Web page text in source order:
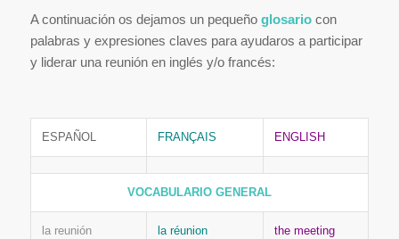
A continuación os dejamos un pequeño glosariocon
palabras y expresiones claves para ayudaros a participar
y liderar una reunión en inglés y/o francés:
ESPAÑOL FRANÇAIS ENGLISH
VOCABULARIO GENERAL
la reunión la réunion the meeting